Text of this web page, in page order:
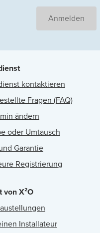
Anmelden
kontaktieren
Fragen (FAQ)
ändern
oder Umtausch
Garantie
Registrierung
von X²O
Installateur